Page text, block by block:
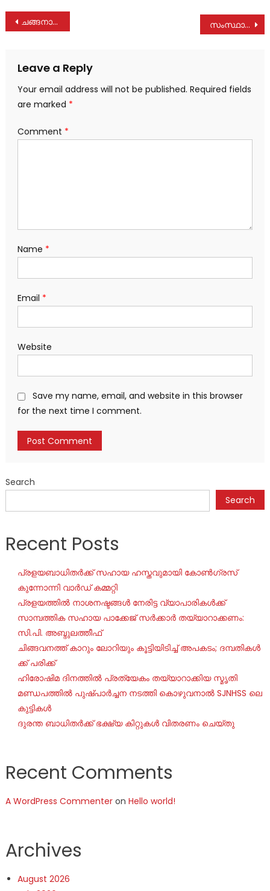
Post
ചങ്ങനാശേരി അതിരൂപതാം​ഗം മോൺ. ജോർജ് ജേക്കബ് കൂവക്കാട് കർദിനാൾ പദവിയിലേയ്ക്ക് സംസ്ഥാനത്ത് വ്യാഴാഴ്ചവരെ ശക്തമായ മഴയ്ക്ക് സാധ്യത; വിവിധ ജില്ലകളില്‍ ഓറഞ്ച് അലെർട്ട്
Leave a Reply
Your email address will not be published. Required fields
are marked *
Comment *
Name *
Email *
Website
Save my name, email, and website in this browser
for the next time I comment.
Search
Search
Recent Posts
പ്രളയബാധിതർക്ക് സഹായ ഹസ്തവുമായി കോൺഗ്രസ്
കുന്നോന്നി വാർഡ് കമ്മറ്റി
പ്രളയത്തിൽ നാശനഷ്ടങ്ങൾ നേരിട്ട വ്യാപാരികൾക്ക്
സാമ്പത്തിക സഹായ പാക്കേജ് സർക്കാർ തയ്യാറാക്കണം:
സി.പി. അബ്ദുലത്തീഫ്
ചി​ങ്ങ​വ​ന​ത്ത് കാ​റും ലോ​റി​യും കൂ​ട്ടി​യി​ടി​ച്ച് അ​പ​ക​ടം; ദ​മ്പ​തി​ക​ൾ​
ക്ക് പ​രി​ക്ക്
ഹിരോഷിമ ദിനത്തിൽ പ്രത്യേകം തയ്യാറാക്കിയ സ്മൃതി
മണ്ഡപത്തിൽ പുഷ്പാർച്ചന നടത്തി കൊഴുവനാൽ SJNHSS ലെ
കുട്ടികൾ
ദുരന്ത ബാധിതർക്ക് ഭക്ഷ്യ കിറ്റുകൾ വിതരണം ചെയ്തു
Recent Comments
A WordPress Commenteron Hello world!
Archives
August 2026